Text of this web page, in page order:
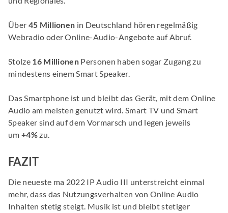
Über 45 Millionen in Deutschland hören regelmäßig
Webradio oder Online-Audio-Angebote auf Abruf.
Stolze 16 Millionen Personen haben sogar Zugang zu
mindestens einem Smart Speaker.
Das Smartphone ist und bleibt das Gerät, mit dem Online
Audio am meisten genutzt wird. Smart TV und Smart
Speaker sind auf dem Vormarsch und legen jeweils
um +4%zu.
FAZIT
Die neueste ma 2022 IP Audio III unterstreicht einmal
mehr, dass das Nutzungsverhalten von Online Audio
Inhalten stetig steigt. Musik ist und bleibt stetiger